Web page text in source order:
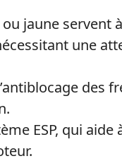
jaune servent
une
des
ESP, qui